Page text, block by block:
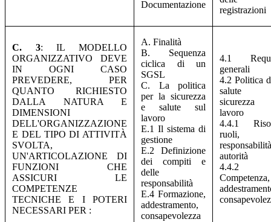
Documentazione
registrazioni
C. 3: IL MODELLO
ORGANIZZATIVO DEVE
IN OGNI CASO
PREVEDERE, PER
QUANTO RICHIESTO
DALLA NATURA E
DIMENSIONI
DELL'ORGANIZZAZIONE
E DEL TIPO DI ATTIVITÀ
SVOLTA,
UN'ARTICOLAZIONE DI
FUNZIONI CHE
ASSICURI LE
COMPETENZE
TECNICHE E I POTERI
NECESSARI PER :
A. Finalità
B. Sequenza
ciclica di un
SGSL
C. La politica
per la sicurezza
e salute sul
lavoro
E.1 Il sistema di
gestione
E.2 Definizione
dei compiti e
delle
responsabilità
E.4 Formazione,
addestramento,
consapevolezza
4.1
generali
4.2 Politica
salute
sicurezza
lavoro
4.4.1
ruoli,
autorità
4.4.2
Competenza,